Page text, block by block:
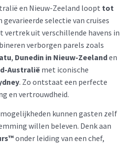
en Nieuw-Zeeland loopt tot
gevarieerde selectie van cruises
vertrek uit verschillende havens in
verborgen parels zoals
, Dunedin in Nieuw-Zeelanden
Australië met iconische
. Zo ontstaat een perfecte
en vertrouwdheid.
kunnen gasten zelf
willen beleven. Denk aan
onder leiding van een chef,